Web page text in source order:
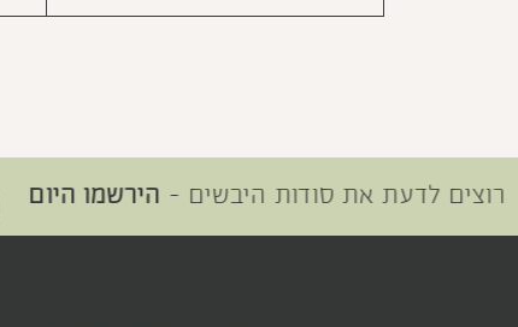
לדעת את סודות היבשים -הירשמו היום